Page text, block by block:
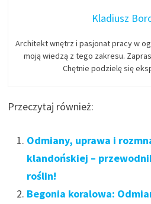
Kladiusz
Architekt wnętrz i pasjonat pracy w
moją wiedzą z tego zakresu.
Chętnie podzielę się
Przeczytaj również:
Odmiany, uprawa i
klandońskiej –
roślin!
Begonia koralowa: